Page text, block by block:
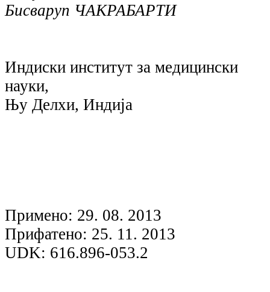
Бисваруп ЧАКРАБАРТИ
Индиски институт за медицински
науки,
Њу Делхи, Индија
Примено: 29. 08. 2013
Прифатено: 25. 11. 2013
UDK: 616.896-053.2